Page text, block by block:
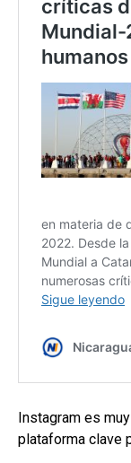
Instagram es
plataforma clave